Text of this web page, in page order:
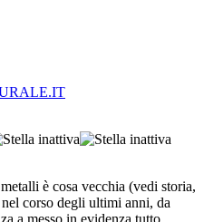
è cosa vecchia (vedi storia,
corso degli ultimi anni, da
a messo in evidenza tutto